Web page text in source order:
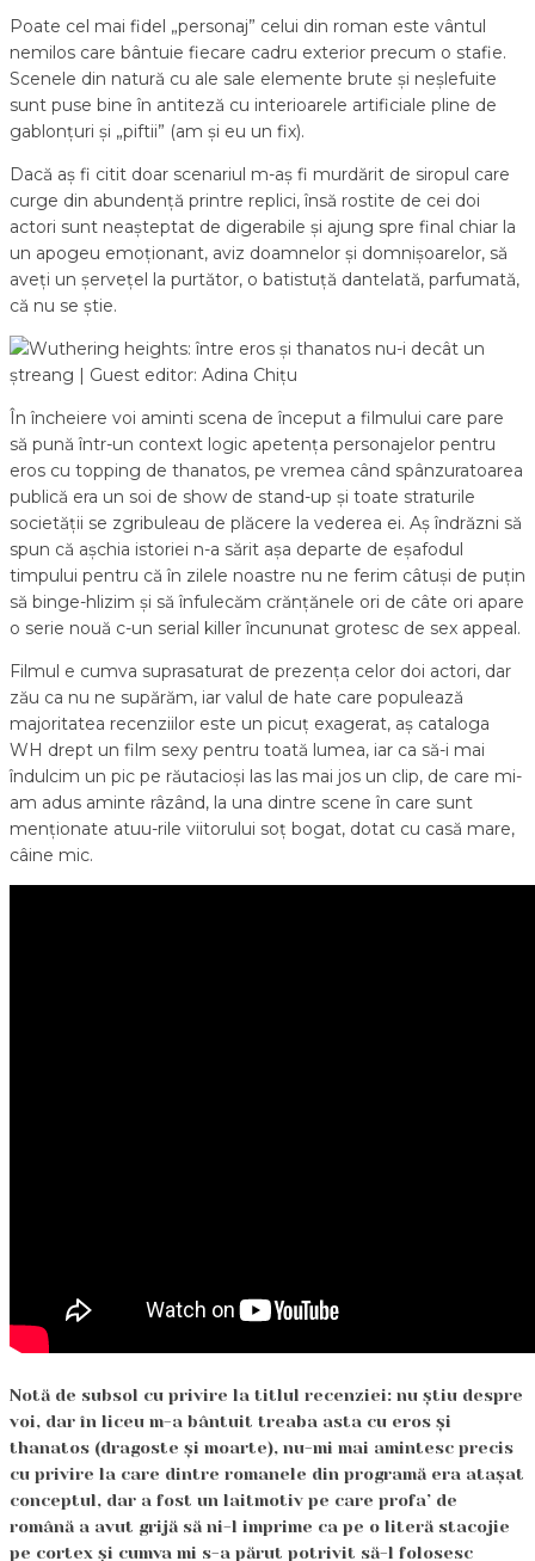
Poate cel mai fidel „personaj” celui din roman este vântul
nemilos care bântuie fiecare cadru exterior precum o stafie.
Scenele din natură cu ale sale elemente brute și neșlefuite
sunt puse bine în antiteză cu interioarele artificiale pline de
gablonțuri și „piftii” (am și eu un fix).
Dacă aș fi citit doar scenariul m-aș fi murdărit de siropul care
curge din abundență printre replici, însă rostite de cei doi
actori sunt neașteptat de digerabile și ajung spre final chiar la
un apogeu emoționant, aviz doamnelor și domnișoarelor, să
aveți un șervețel la purtător, o batistuță dantelată, parfumată,
că nu se știe.
În încheiere voi aminti scena de început a filmului care pare
să pună într-un context logic apetența personajelor pentru
eros cu topping de thanatos, pe vremea când spânzuratoarea
publică era un soi de show de stand-up și toate straturile
societății se zgribuleau de plăcere la vederea ei. Aș îndrăzni să
spun că așchia istoriei n-a sărit așa departe de eșafodul
timpului pentru că în zilele noastre nu ne ferim câtuși de puțin
să binge-hlizim și să înfulecăm crănțănele ori de câte ori apare
o serie nouă c-un serial killer încununat grotesc de sex appeal.
Filmul e cumva suprasaturat de prezența celor doi actori, dar
zău ca nu ne supărăm, iar valul de hate care populează
majoritatea recenziilor este un picuț exagerat, aș cataloga
WH drept un film sexy pentru toată lumea, iar ca să-i mai
îndulcim un pic pe răutacioși las las mai jos un clip, de care mi-
am adus aminte râzând, la una dintre scene în care sunt
menționate atuu-rile viitorului soț bogat, dotat cu casă mare,
câine mic.
Notă de subsol cu privire la titlul recenziei: nu știu despre
voi, dar în liceu m-a bântuit treaba asta cu eros și
thanatos (dragoste și moarte), nu-mi mai amintesc precis
cu privire la care dintre romanele din programă era atașat
conceptul, dar a fost un laitmotiv pe care profa’ de
română a avut grijă să ni-l imprime ca pe o literă stacojie
pe cortex și cumva mi s-a părut potrivit să-l folosesc